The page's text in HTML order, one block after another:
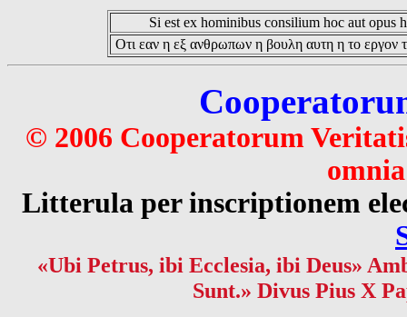
Si est ex hominibus consilium hoc aut opus
Οτι εαν η εξ ανθρωπων η βουλη αυτη η το εργον
© 2006 Cooperatorum
Litterula per inscriptionem
«Ubi Petrus, ibi Ecclesia, ibi Deus»
Sunt.» Divus Pius X